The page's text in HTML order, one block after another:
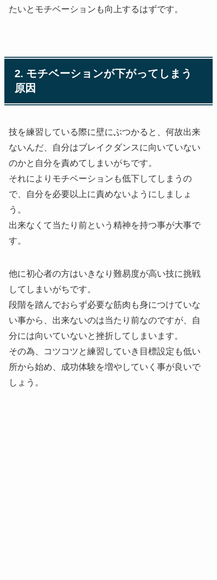
たいとモチベーションも向上するはずです。
2. モチベーションが下がってしまう
原因
技を練習している際に壁にぶつかると、何故出来
ないんだ、自分はブレイクダンスに向いていない
のかと自分を責めてしまいがちです。
それによりモチベーションも低下してしまうの
で、自分を必要以上に責めないようにしましょ
う。
出来なくて当たり前という精神を持つ事が大事で
す。
他に初心者の方はいきなり難易度が高い技に挑戦
してしまいがちです。
段階を踏んでおらず必要な筋肉も身につけていな
い事から、出来ないのは当たり前なのですが、自
分には向いていないと挫折してしまいます。
その為、コツコツと練習していき目標設定も低い
所から始め、成功体験を増やしていく事が良いで
しょう。